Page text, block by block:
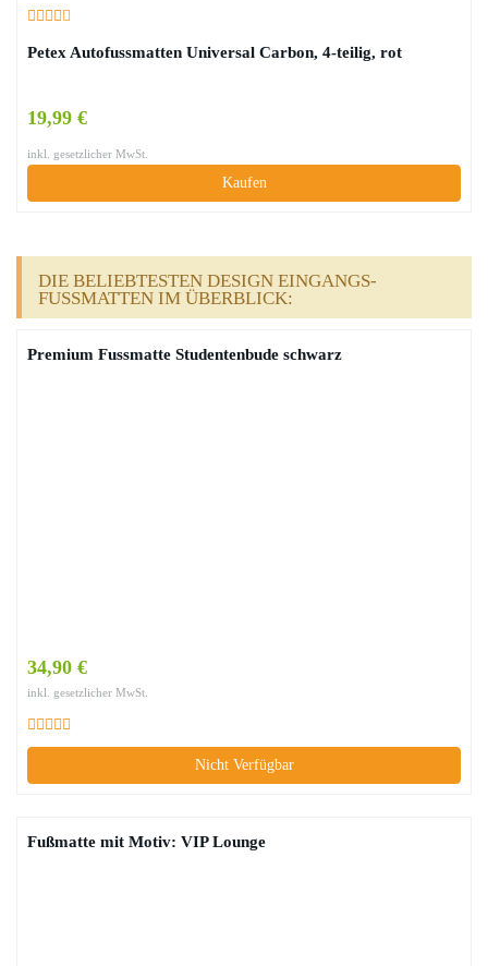
Petex Autofussmatten Universal Carbon, 4-teilig, rot
19,99 €
inkl. gesetzlicher MwSt.
Kaufen
DIE BELIEBTESTEN DESIGN EINGANGS-
FUSSMATTEN IM ÜBERBLICK:
Premium Fussmatte Studentenbude schwarz
34,90 €
inkl. gesetzlicher MwSt.
Nicht Verfügbar
Fußmatte mit Motiv: VIP Lounge